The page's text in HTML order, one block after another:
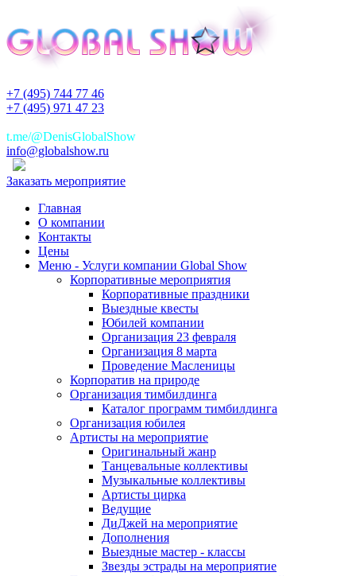
+7 (495) 744 77 46
+7 (495) 971 47 23
t.me/@DenisGlobalShow
info@globalshow.ru
Заказать мероприятие
Главная
О компании
Контакты
Цены
Меню - Услуги компании Global Show
Корпоративные мероприятия
Корпоративные праздники
Выездные квесты
Юбилей компании
Организация 23 февраля
Организация 8 марта
Проведение Масленицы
Корпоратив на природе
Организация тимбилдинга
Каталог программ тимбилдинга
Организация юбилея
Артисты на мероприятие
Оригинальный жанр
Танцевальные коллективы
Музыкальные коллективы
Артисты цирка
Ведущие
ДиДжей на мероприятие
Дополнения
Выездные мастер - классы
Звезды эстрады на мероприятие